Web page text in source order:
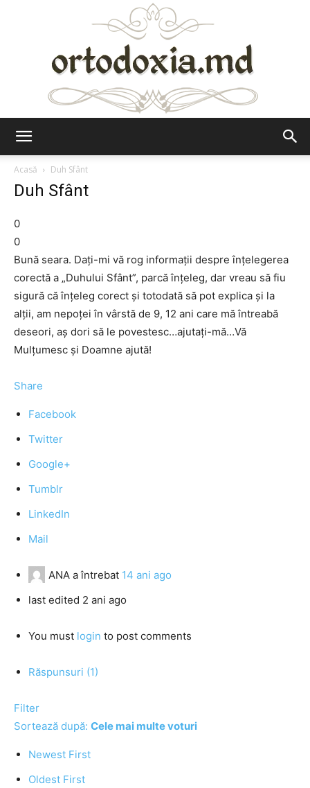
Acasă
Duh Sfânt
Duh Sfânt
0
0
Bună seara. Daţi-mi vă rog informaţii despre înţelegerea
corectă a „Duhului Sfânt”, parcă înţeleg, dar vreau să fiu
sigură că înţeleg corect şi totodată să pot explica şi la
alţii, am nepoţei în vârstă de 9, 12 ani care mă întreabă
deseori, aş dori să le povestesc…ajutaţi-mă…Vă
Mulţumesc şi Doamne ajută!
Share
Facebook
Twitter
Google+
Tumblr
LinkedIn
Mail
ANA a întrebat 14 ani ago
last edited 2 ani ago
You must login to post comments
Răspunsuri (1)
Filter
Sortează după: Cele mai multe voturi
Newest First
Oldest First